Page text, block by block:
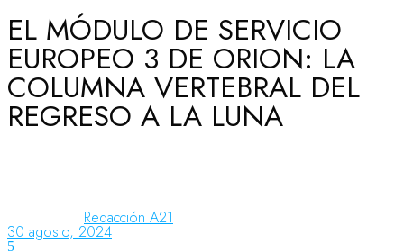
Aerolíneas
Aeronáutica
EL MÓDULO DE SERVICIO
EUROPEO 3 DE ORION: LA
COLUMNA VERTEBRAL DEL
REGRESO A LA LUNA
Redacción A21
30 agosto, 2024
5